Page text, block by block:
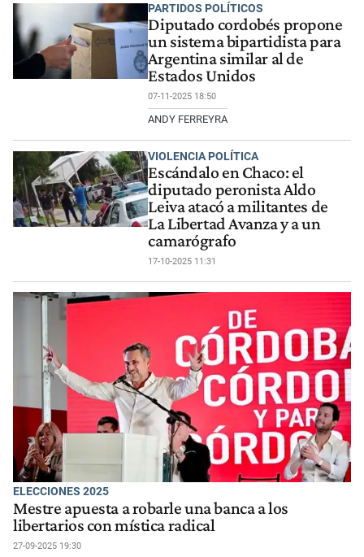
PARTIDOS POLÍTICOS
Diputado cordobés propone
un sistema bipartidista para
Argentina similar al de
Estados Unidos
07-11-2025 18:50
ANDY FERREYRA
VIOLENCIA POLÍTICA
Escándalo en Chaco: el
diputado peronista Aldo
Leiva atacó a militantes de
La Libertad Avanza y a un
camarógrafo
17-10-2025 11:31
ELECCIONES 2025
Mestre apuesta a robarle una banca a los
libertarios con mística radical
27-09-2025 19:30